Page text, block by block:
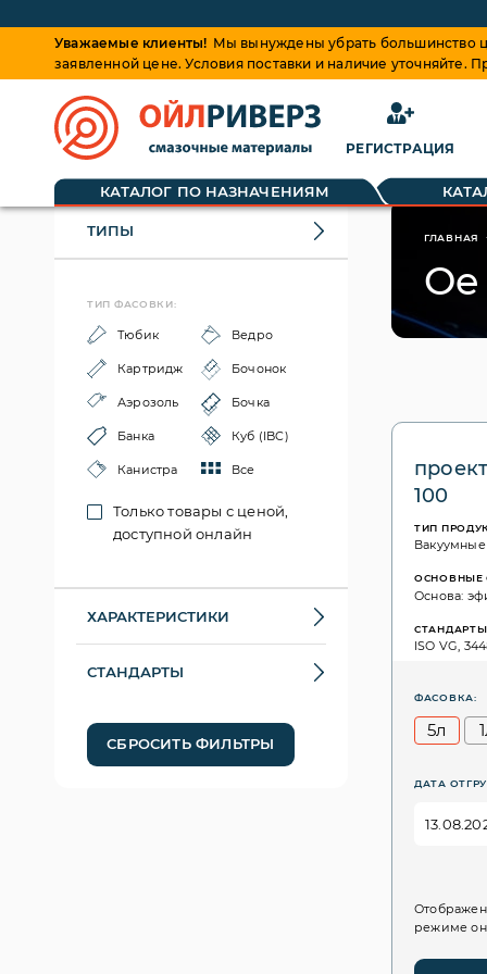
Уважаемые клиенты! Мы вынуждены убрать большинство
заявленной цене. Условия поставки и наличие
РЕГИСТРАЦИЯ
КАТАЛОГ ПО НАЗНАЧЕНИЯМ
ТИПЫ
ТИП ФАСОВКИ:
Тюбик Ведро
Картридж Бочонок
Аэрозоль Бочка
Банка Куб (IBC)
Канистра Все
Только товары с ценой,
доступной онлайн
ХАРАКТЕРИСТИКИ
СТАНДАРТЫ
СБРОСИТЬ ФИЛЬТРЫ
ГЛАВНАЯ
Oe
100
ТИП
Вакуумные
ОСНОВНЫЕ
Основа:
СТАНДАРТЫ
ISO VG,
ФАСОВКА:
5л
ДАТА
режиме